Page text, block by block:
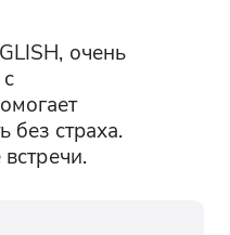
очень
без страха.